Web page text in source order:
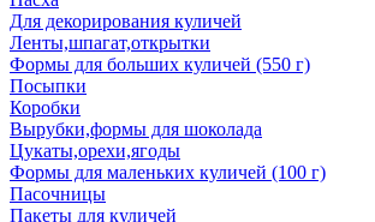
Для декорирования куличей
Ленты,шпагат,открытки
Формы для больших куличей (550 г)
Посыпки
Коробки
Вырубки,формы для шоколада
Цукаты,орехи,ягоды
Формы для маленьких куличей (100 г)
Пасочницы
Пакеты для куличей